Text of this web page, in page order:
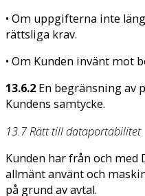
• Om uppgifterna inte
rättsliga krav.
• Om Kunden invänt mot
13.6.2 En begränsning av
Kundens samtycke.
13.7 Rätt till dataportabilitet
Kunden har från och
allmänt använt och
på grund av avtal.